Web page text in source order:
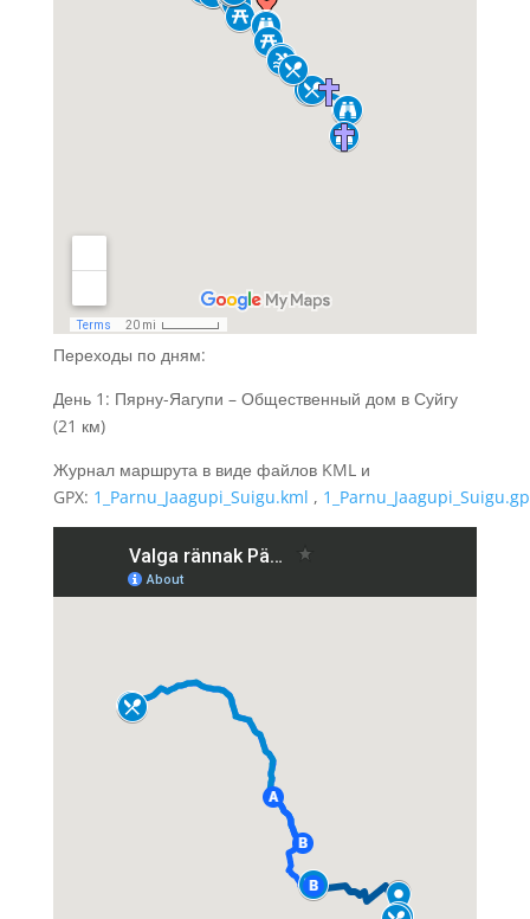
Переходы по дням:
День 1: Пярну-Яагупи – Общественный дом в Суйгу
(21 км)
Журнал маршрута в виде файлов KML и
GPX: 1_Parnu_Jaagupi_Suigu.kml ,